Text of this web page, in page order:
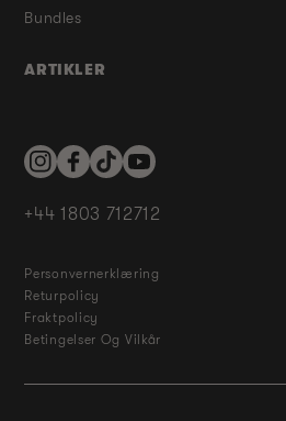
Bundles
ARTIKLER
InstagramFacebookTikTokYouTube
+44 1803 712712
Personvernerklæring
Returpolicy
Fraktpolicy
Betingelser Og Vilkår